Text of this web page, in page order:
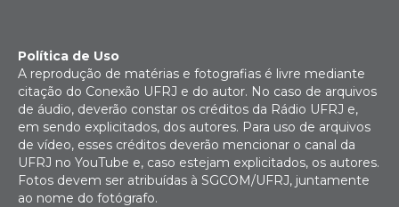
Política de Uso
A reprodução de matérias e fotografias é livre mediante
citação do Conexão UFRJ e do autor. No caso de arquivos
de áudio, deverão constar os créditos da Rádio UFRJ e,
em sendo explicitados, dos autores. Para uso de arquivos
de vídeo, esses créditos deverão mencionar o canal da
UFRJ no YouTube e, caso estejam explicitados, os autores.
Fotos devem ser atribuídas à SGCOM/UFRJ, juntamente
ao nome do fotógrafo.